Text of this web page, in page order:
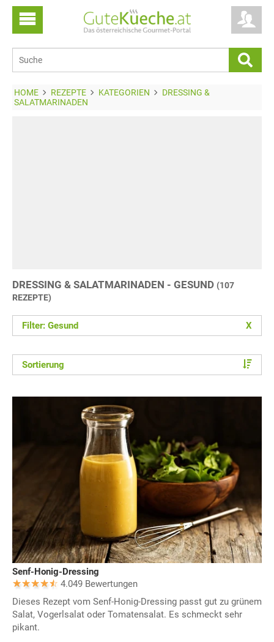
HOME REZEPTE KATEGORIEN
DRESSING &
SALATMARINADEN
DRESSING & SALATMARINADEN - GESUND (107
REZEPTE)
Filter: Gesund X
Sortierung
Senf-Honig-Dressing
4.049 Bewertungen
Dieses Rezept vom Senf-Honig-Dressing passt gut zu grünem
Salat, Vogerlsalat oder Tomatensalat. Es schmeckt sehr
pikant.